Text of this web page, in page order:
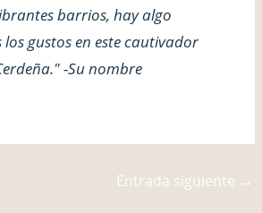
barrios, hay algo
gustos en este cautivador
-Su nombre
Entrada siguiente →